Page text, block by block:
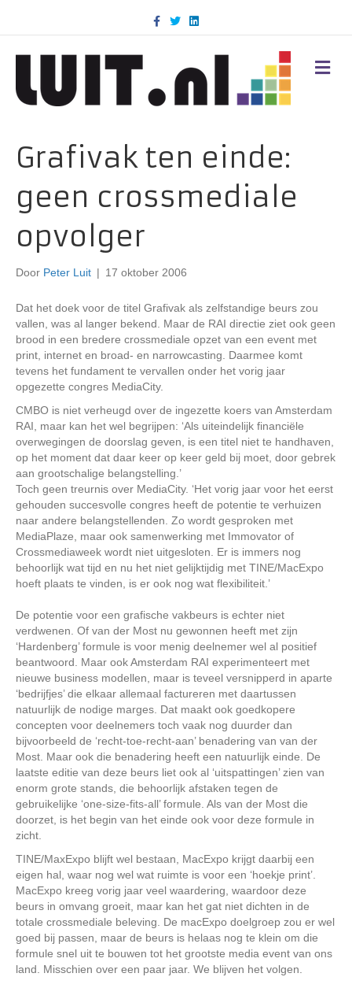
c
k
T
w
i
n
d
M
E
Grafivak ten einde:
geen crossmediale
opvolger
Door Peter Luit | 17 oktober 2006
Dat het doek voor de titel Grafivak als zelfstandige beurs zou
vallen, was al langer bekend. Maar de RAI directie ziet ook geen
brood in een bredere crossmediale opzet van een event met
print, internet en broad- en narrowcasting. Daarmee komt
tevens het fundament te vervallen onder het vorig jaar
opgezette congres MediaCity.
CMBO is niet verheugd over de ingezette koers van Amsterdam
RAI, maar kan het wel begrijpen: ‘Als uiteindelijk financiële
overwegingen de doorslag geven, is een titel niet te handhaven,
op het moment dat daar keer op keer geld bij moet, door gebrek
aan grootschalige belangstelling.’
Toch geen treurnis over MediaCity. ‘Het vorig jaar voor het eerst
gehouden succesvolle congres heeft de potentie te verhuizen
naar andere belangstellenden. Zo wordt gesproken met
MediaPlaze, maar ook samenwerking met Immovator of
Crossmediaweek wordt niet uitgesloten. Er is immers nog
behoorlijk wat tijd en nu het niet gelijktijdig met TINE/MacExpo
hoeft plaats te vinden, is er ook nog wat flexibiliteit.’
De potentie voor een grafische vakbeurs is echter niet
verdwenen. Of van der Most nu gewonnen heeft met zijn
‘Hardenberg’ formule is voor menig deelnemer wel al positief
beantwoord. Maar ook Amsterdam RAI experimenteert met
nieuwe business modellen, maar is teveel versnipperd in aparte
‘bedrijfjes’ die elkaar allemaal factureren met daartussen
natuurlijk de nodige marges. Dat maakt ook goedkopere
concepten voor deelnemers toch vaak nog duurder dan
bijvoorbeeld de ‘recht-toe-recht-aan’ benadering van van der
Most. Maar ook die benadering heeft een natuurlijk einde. De
laatste editie van deze beurs liet ook al ‘uitspattingen’ zien van
enorm grote stands, die behoorlijk afstaken tegen de
gebruikelijke ‘one-size-fits-all’ formule. Als van der Most die
doorzet, is het begin van het einde ook voor deze formule in
zicht.
TINE/MaxExpo blijft wel bestaan, MacExpo krijgt daarbij een
eigen hal, waar nog wel wat ruimte is voor een ‘hoekje print’.
MacExpo kreeg vorig jaar veel waardering, waardoor deze
beurs in omvang groeit, maar kan het gat niet dichten in de
totale crossmediale beleving. De macExpo doelgroep zou er wel
goed bij passen, maar de beurs is helaas nog te klein om die
formule snel uit te bouwen tot het grootste media event van ons
land. Misschien over een paar jaar. We blijven het volgen.